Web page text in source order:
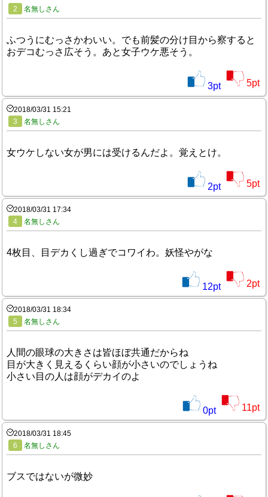
2
名無しさん
ふつうにむっさかわいい。でも前髪の分け目から察すると
おデコむっさ広そう。あと女子ウケ悪そう。
3pt 5pt
2018/03/31 15:21
3
名無しさん
女ウケしない女が男には受けるんだよ。覚えとけ。
2pt 5pt
2018/03/31 17:34
4
名無しさん
4枚目、目デカくし過ぎでコワイわ。妖怪やがな
12pt 2pt
2018/03/31 18:34
5
名無しさん
人間の眼球の大きさは皆ほぼ共通だからね
目が大きく見えるくらい顔が小さいのでしょうね
小さい目の人は顔がデカイのよ
0pt 11pt
2018/03/31 18:45
6
名無しさん
ブスではないが微妙